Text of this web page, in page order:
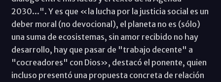
2030...". Y es que «la lucha por la justicia social es un
deber moral (no devocional), el planeta no es (sólo)
una suma de ecosistemas, sin amor recibido no hay
desarrollo, hay que pasar de "trabajo decente" a
"cocreadores" con Dios», destacó el ponente, quien
incluso presentó una propuesta concreta de relación